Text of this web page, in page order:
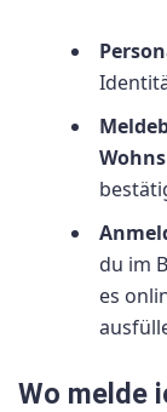
du im
es
Wo melde